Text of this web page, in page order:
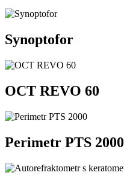
Synoptofor
OCT REVO 60
Perimetr PTS 2000